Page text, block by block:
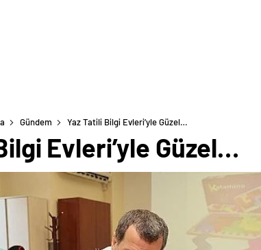
Gündem Yaz Tatili Bilgi Evleri’yle Güzel…
Evleri’yle Güzel…